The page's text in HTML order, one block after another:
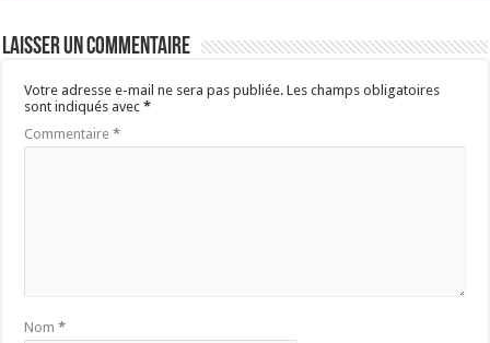
Laisser un commentaire
Votre adresse e-mail ne sera pas publiée. Les champs obligatoires
sont indiqués avec*
Commentaire*
Nom*